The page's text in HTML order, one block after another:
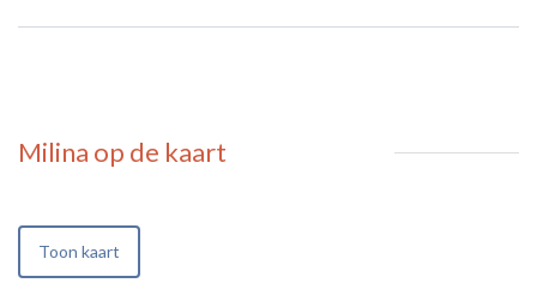
Milina op de kaart
Toon kaart